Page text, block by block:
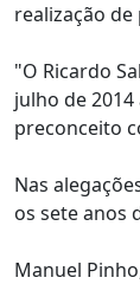
realização
"O Ricardo
julho de
preconceito
Nas
os sete anos
Manuel